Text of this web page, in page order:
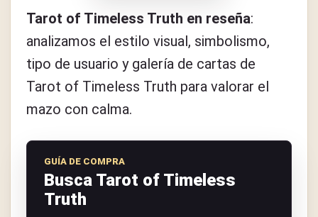
Tarot of Timeless Truth en reseña:
analizamos el estilo visual, simbolismo,
tipo de usuario y galería de cartas de
Tarot of Timeless Truth para valorar el
mazo con calma.
GUÍA DE COMPRA
Busca Tarot of Timeless
Truth